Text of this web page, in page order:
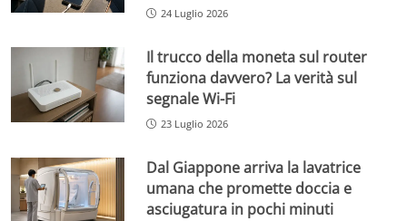
24 Luglio 2026
Il trucco della moneta sul router
funziona davvero? La verità sul
segnale Wi-Fi
23 Luglio 2026
Dal Giappone arriva la lavatrice
umana che promette doccia e
asciugatura in pochi minuti